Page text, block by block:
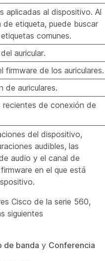
aplicadas al dispositivo. Al
de etiqueta, puede buscar
comunes.
auricular.
firmware de los auriculares.
de auriculares.
de conexión de
del dispositivo,
audibles, las
audio y el canal de
en el que está
Cisco de la serie 560,
siguientes
de banda y Conferencia